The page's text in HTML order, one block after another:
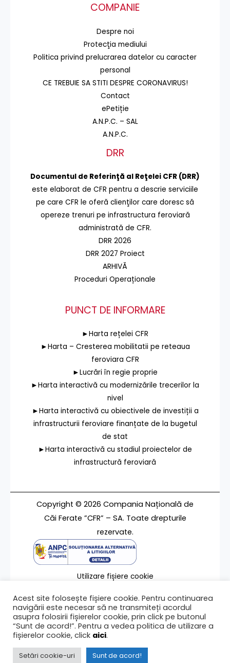
COMPANIE
Despre noi
Protecţia mediului
Politica privind prelucrarea datelor cu caracter
personal
CE TREBUIE SA STITI DESPRE CORONAVIRUS!
Contact
ePetiție
A.N.P.C. – SAL
A.N.P.C.
DRR
Documentul de Referinţă al Reţelei CFR (DRR)
este elaborat de CFR pentru a descrie serviciile
pe care CFR le oferă clienţilor care doresc să
opereze trenuri pe infrastructura feroviară
administrată de CFR.
DRR 2026
DRR 2027 Proiect
ARHIVĂ
Proceduri Operaționale
PUNCT DE INFORMARE
►Harta rețelei CFR
►Harta – Cresterea mobilitatii pe reteaua
feroviara CFR
►Lucrări în regie proprie
►Harta interactivă cu modernizările trecerilor la
nivel
►Harta interactivă cu obiectivele de investiții a
infrastructurii feroviare finanțate de la bugetul
de stat
►Harta interactivă cu stadiul proiectelor de
infrastructură feroviară
Copyright © 2026 Compania Națională de
Căi Ferate ”CFR” – SA. Toate drepturile
rezervate.
Utilizare fișiere cookie
Contact
Ultima modificare a paginii 03/02/2015
Acest site folosește fișiere cookie. Pentru continuarea
navigării este necesar să ne transmiteți acordul
asupra folosirii fișierelor cookie, prin click pe butonul
“Sunt de acord!”. Pentru a vedea politica de utilizare a
fișierelor cookie, click aici.
Setări cookie-uri Sunt de acord!